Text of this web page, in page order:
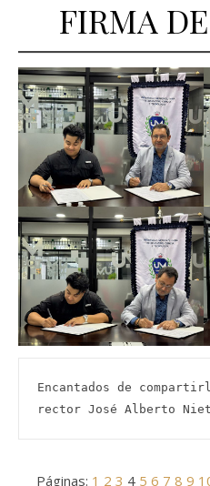
FIRMA
Encantados de
rector José Alberto
Páginas: 1 2 3 4 5 6 7 8 9